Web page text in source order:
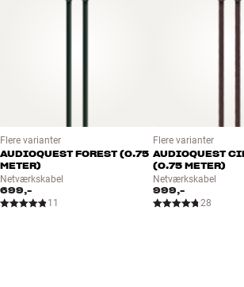
Flere varianter
AUDIOQUEST FOREST (0.75
METER)
Netværkskabel
699,-
11
Flere varianter
AUDIOQUEST
(0.75 METER)
Netværkskabel
999,-
28